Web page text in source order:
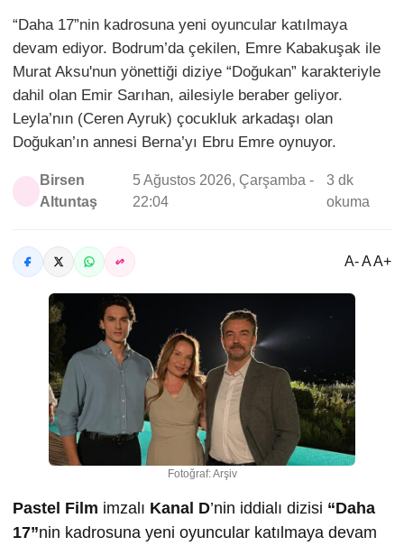
“Daha 17”nin kadrosuna yeni oyuncular katılmaya
devam ediyor. Bodrum’da çekilen, Emre Kabakuşak ile
Murat Aksu'nun yönettiği diziye “Doğukan” karakteriyle
dahil olan Emir Sarıhan, ailesiyle beraber geliyor.
Leyla’nın (Ceren Ayruk) çocukluk arkadaşı olan
Doğukan’ın annesi Berna’yı Ebru Emre oynuyor.
Birsen
Altuntaş
5 Ağustos 2026, Çarşamba -
22:04
3 dk
okuma
A- A A+
Fotoğraf: Arşiv
Pastel Film imzalı Kanal D’nin iddialı dizisi “Daha
17”nin kadrosuna yeni oyuncular katılmaya devam